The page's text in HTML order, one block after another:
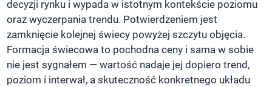
decyzji rynku i wypada w istotnym kontekście poziomu
oraz wyczerpania trendu. Potwierdzeniem jest
zamknięcie kolejnej świecy powyżej szczytu objęcia.
Formacja świecowa to pochodna ceny i sama w sobie
nie jest sygnałem — wartość nadaje jej dopiero trend,
poziom i interwał, a skuteczność konkretnego układu